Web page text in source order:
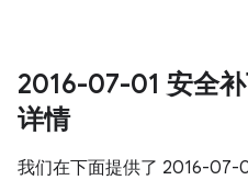
2016-07-01 安全
详情
我们在下面提供了 2016-07-